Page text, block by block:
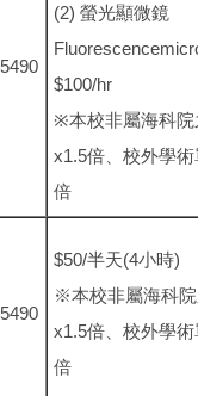
5490
(2) 螢光顯微鏡
$100/hr
※本校非屬海科院
x1.5倍、校外學
倍
5490
$50/半天(4小時)
※本校非屬海科
x1.5倍、校外學
倍